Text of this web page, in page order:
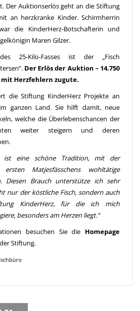
Der Auktionserlös geht an die Stiftung
an herzkranke Kinder. Schirmherrin
die KinderHerz-Botschafterin und
Maren Gilzer.
25-Kilo-Fasses ist der „Fisch
Der Erlös der Auktion – 14.750
Herzfehlern zugute.
die Stiftung KinderHerz Projekte an
ganzen Land. Sie hilft damit, neue
welche die Überlebenschancen der
weiter steigern und deren
ist eine schöne Tradition, mit der
ersten Matjesfässchens wohltätige
Diesen Brauch unterstütze ich sehr
nur der köstliche Fisch, sondern auch
KinderHerz, für die ich mich
besonders am Herzen liegt.“
besuchen Sie die Homepage
der Stiftung.